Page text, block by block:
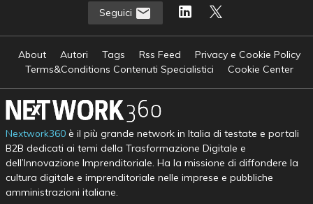
Seguici
About Autori Tags Rss Feed
Privacy e Cookie Policy
Terms&Conditions Contenuti Specialistici
Cookie Center
Nextwork360è il più grande network in Italia di testate e portali
B2B dedicati ai temi della Trasformazione Digitale e
dell’Innovazione Imprenditoriale. Ha la missione di diffondere la
cultura digitale e imprenditoriale nelle imprese e pubbliche
amministrazioni italiane.